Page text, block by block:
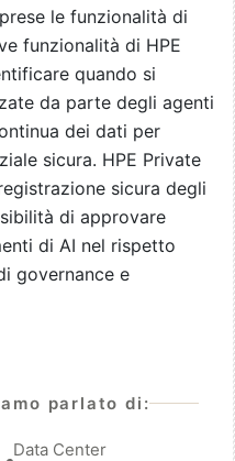
le funzionalità di
funzionalità di HPE
quando si
da parte degli agenti
dei dati per
sicura. HPE Private
sicura degli
di approvare
di AI nel rispetto
governance e
parlato di:
Data Center